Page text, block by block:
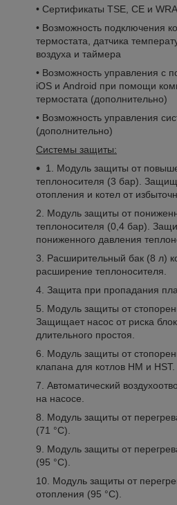
• Сертификаты TSE, CE и
• Возможность подключения
термостата, датчика
воздуха и таймера
• Возможность управления с
iOS и Android при помощи
термостата (дополнительно)
• Возможность управления
(дополнительно)
Системы защиты:
1. Модуль защиты от
теплоносителя (3 бар).
отопления и котел от
2. Модуль защиты от
теплоносителя (0,4 бар).
пониженного давления
3. Расширительный бак (8 л)
расширение теплоносителя.
4. Защита при пропадания
5. Модуль защиты от
Защищает насос от риска
длительного простоя.
6. Модуль защиты от
клапана для котлов HM и HST.
7. Автоматический
на насосе.
8. Модуль защиты от
(71 °C).
9. Модуль защиты от
(95 °C).
10. Модуль защиты от
отопления (95 °C).